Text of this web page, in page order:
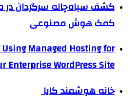
کشف سیاه‌چاله سرگردان در
کمک هوش مصنوعی
Managed Hosting for
Enterprise WordPress Site
خانه هوشمند کایا